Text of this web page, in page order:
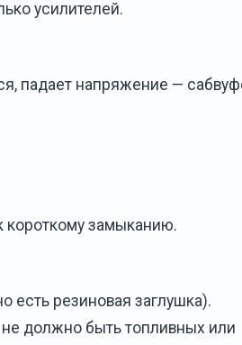
усилителей.
падает напряжение —
короткому замыканию.
есть резиновая заглушка).
должно быть топливных или